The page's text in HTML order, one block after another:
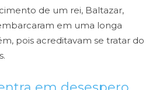
de um rei, Baltazar,
em uma longa
pois acreditavam se tratar do